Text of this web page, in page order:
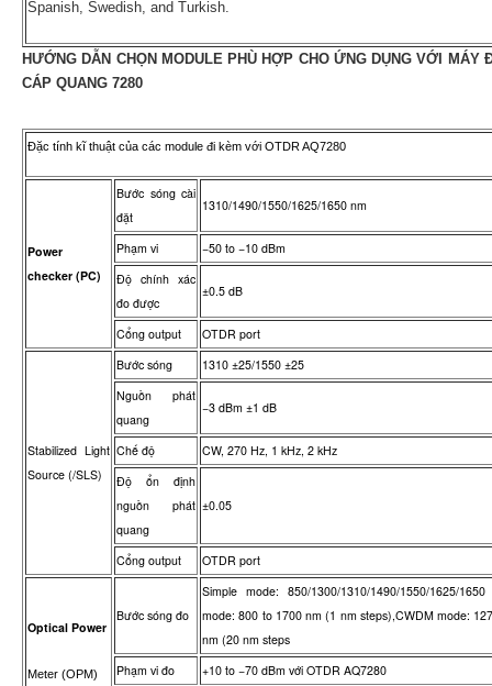
Spanish, Swedish, and Turkish.
HƯỚNG DẪN CHỌN MODULE PHÙ HỢP CHO ỨNG DỤNG VỚI MÁY
CÁP QUANG 7280
Đặc tính kĩ thuật của các module đi kèm với OTDR AQ7280
Power
checker (PC)
Bước sóng cài
đặt
1310/1490/1550/1625/1650 nm
Phạm vi
−50 to −10 dBm
Độ chính xác
đo được
±0.5 dB
Cổng output OTDR port
Stabilized Light
Source (/SLS)
Bước sóng
1310 ±25/1550 ±25
Nguồn phát
quang
−3 dBm ±1 dB
Chế độ
CW, 270 Hz, 1 kHz, 2 kHz
Độ ổn định
nguồn phát
quang
±0.05
Cổng output OTDR port
Optical Power
Meter (OPM)
Bước sóng đo
Simple mode: 850/1300/1310/1490/1550/1625/1650
mode: 800 to 1700 nm (1 nm steps),CWDM mode:
nm (20 nm steps
Phạm vi đo
+10 to −70 dBm với OTDR AQ7280